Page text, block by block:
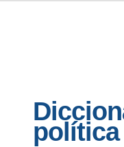
política